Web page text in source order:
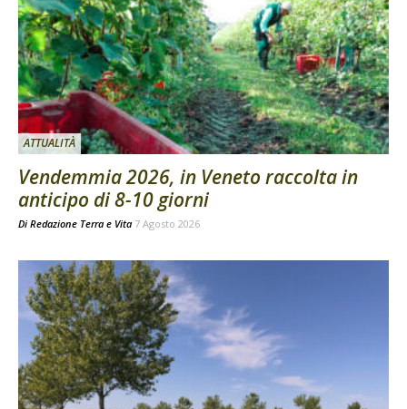
ATTUALITÀ
Vendemmia 2026, in Veneto raccolta in
anticipo di 8-10 giorni
Di Redazione Terra e Vita 7 Agosto 2026